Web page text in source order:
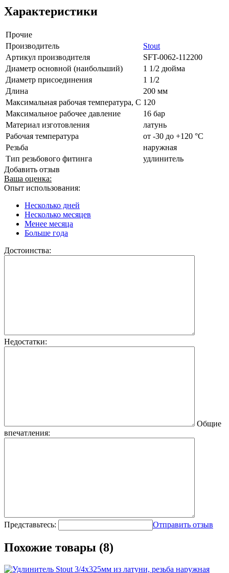
Характеристики
Прочие
Производитель
Stout
Артикул производителя
SFT-0062-112200
Диаметр основной (наибольший)
1 1/2 дюйма
Диаметр присоединения
1 1/2
Длина
200 мм
Максимальная рабочая температура, С 120
Максимальное рабочее давление
16 бар
Материал изготовления
латунь
Рабочая температура
от -30 до +120 °C
Резьба
наружная
Тип резьбового фитинга
удлинитель
Добавить отзыв
Ваша оценка:
Опыт использования:
Несколько дней
Несколько месяцев
Менее месяца
Больше года
Достоинства:
Недостатки:
Общие
впечатления:
Представьтесь: Отправить отзыв
Похожие товары (8)